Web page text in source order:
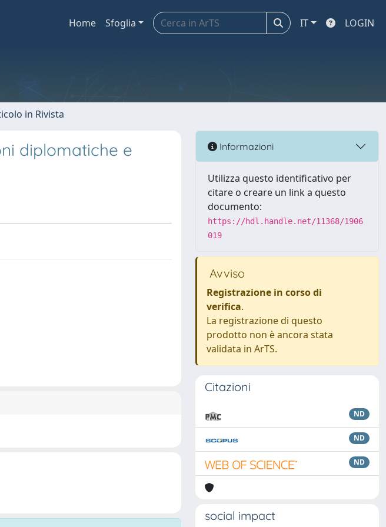
Home Sfoglia IT LOGIN
in Rivista
diplomatiche e
Informazioni
Utilizza questo identificativo per
citare o creare un link a questo
documento:
https://hdl.handle.net/11368/1906
019
Avviso
Registrazione in corso di
verifica.
La registrazione di questo
prodotto non è ancora stata
validata in ArTS.
Citazioni
ND
ND
ND
social impact